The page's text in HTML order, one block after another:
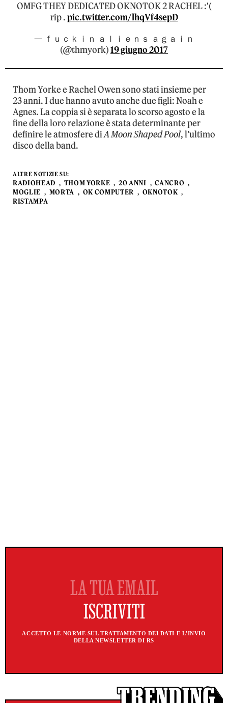
OMFG THEY DEDICATED OKNOTOK 2 RACHEL :'(
rip .pic.twitter.com/lhqVf4sepD
— ｆｕｃｋｉｎ ａｌｉｅｎｓ ａｇａｉｎ
(@thmyork)19 giugno 2017
Thom Yorke e Rachel Owen sono stati insieme per
23 anni. I due hanno avuto anche due figli: Noah e
Agnes. La coppia si è separata lo scorso agosto e la
fine della loro relazione è stata determinante per
definire le atmosfere diA Moon Shaped Pool, l’ultimo
disco della band.
ALTRE NOTIZIE SU:
RADIOHEAD THOM YORKE 20 ANNI
CANCRO
MOGLIE
MORTA OK COMPUTER
OKNOTOK
RISTAMPA
ACCETTO LE NORME SUL TRATTAMENTO DEI DATI E L'INVIO
DELLA NEWSLETTER DI RS